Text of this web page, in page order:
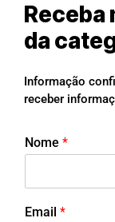
Receba
da
Informação
receber
Nome *
Email *